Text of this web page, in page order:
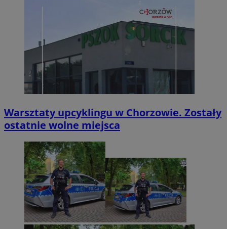
Warsztaty upcyklingu w Chorzowie. Zostały
ostatnie wolne miejsca